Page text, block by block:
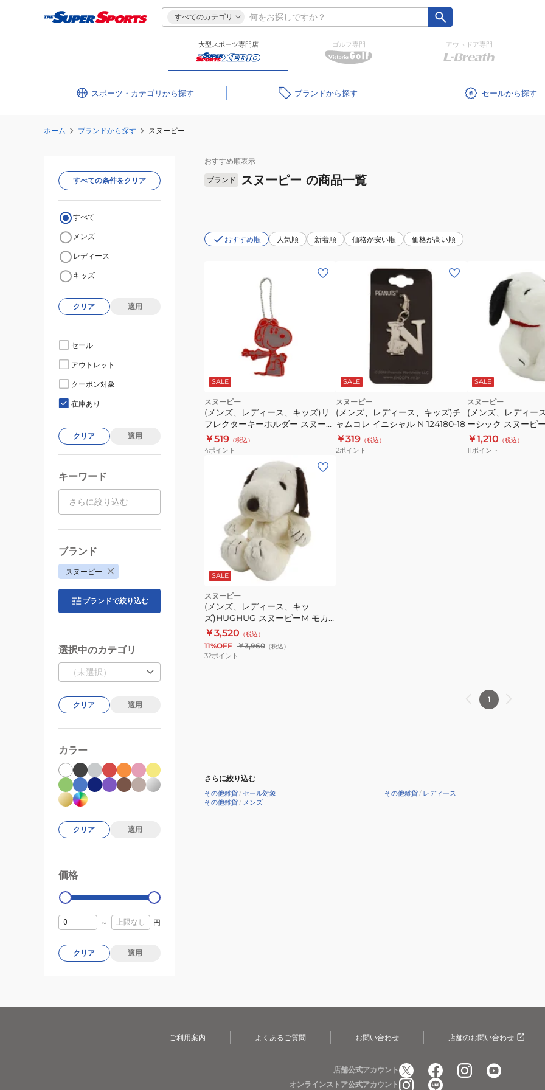
すべてのカテゴリ
大型スポーツ専門店 ゴルフ専門 アウトドア専門
スポーツ・カテゴリ ブランド セール
ホーム ブランドから探す スヌーピー
おすすめ順表示
ブランド スヌーピー の商品一覧
おすすめ順 人気順 新着順 価格が安い順 価格が高い順
SALE
スヌーピー
(メンズ、レディース、キッズ)リ
フレクターキーホルダー スヌーピ
ー フライングA 129444-19
￥519 （税込）
4ポイント
SALE
スヌーピー
(メンズ、レディース、キッズ)チ
ャムコレ イニシャル N 124180-18
￥319 （税込）
2ポイント
SALE
スヌーピー
(メンズ、レディー
ーシック スヌーピ
￥1,210 （税込）
11ポイント
SALE
スヌーピー
(メンズ、レディース、キッ
ズ)HUGHUG スヌーピーM モカ
077462-15
￥3,520 （税込）
11%OFF ￥3,960（税込）
32ポイント
1
さらに絞り込む
その他雑貨/セール対象 その他雑貨/ レディース
その他雑貨/ メンズ
すべての条件をクリア
すべて
メンズ
レディース
キッズ
クリア 適用
セール
アウトレット
クーポン対象
在庫あり
クリア 適用
キーワード
ブランド
スヌーピー
ブランドで絞り込む
選択中のカテゴリ
（未選択）
クリア 適用
カラー
クリア 適用
価格
0
～ 円
クリア 適用
ご利用案内 よくあるご質問 お問い合わせ 店舗のお問い合わせ
店舗公式アカウント
オンラインストア公式アカウント